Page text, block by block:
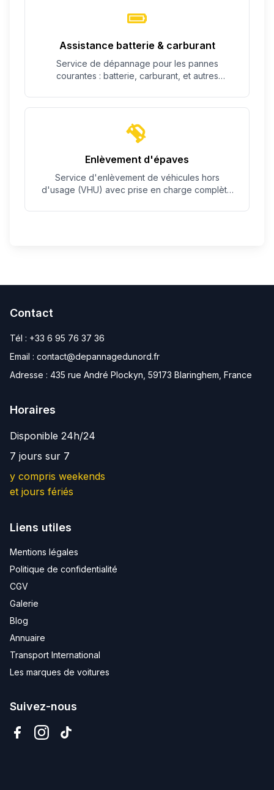
Assistance batterie & carburant
Service de dépannage pour les pannes
courantes : batterie, carburant, et autres
Enlèvement d'épaves
Service d'enlèvement de véhicules hors
d'usage (VHU) avec prise en charge complète
Contact
Tél : +33 6 95 76 37 36
Email : contact@depannagedunord.fr
Adresse : 435 rue André Plockyn, 59173 Blaringhem, France
Horaires
Disponible 24h/24
7 jours sur 7
y compris weekends
et jours fériés
Liens utiles
Mentions légales
Politique de confidentialité
CGV
Galerie
Blog
Annuaire
Transport International
Les marques de voitures
Suivez-nous